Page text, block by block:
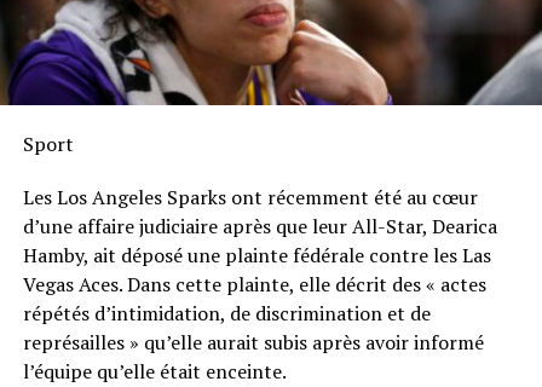
Sport
Les Los Angeles Sparks ont récemment été au cœur
d’une affaire judiciaire après que leur All-Star, Dearica
Hamby, ait déposé une plainte fédérale contre les Las
Vegas Aces. Dans cette plainte, elle décrit des « actes
répétés d’intimidation, de discrimination et de
représailles » qu’elle aurait subis après avoir informé
l’équipe qu’elle était enceinte.